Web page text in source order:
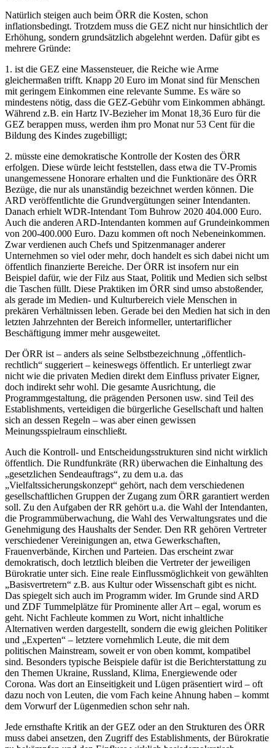
Natürlich steigen auch beim ÖRR die Kosten, schon
inflationsbedingt. Trotzdem muss die GEZ nicht nur hinsichtlich der
Erhöhung, sondern grundsätzlich abgelehnt werden. Dafür gibt es
mehrere Gründe:
1. ist die GEZ eine Massensteuer, die Reiche wie Arme
gleichermaßen trifft. Knapp 20 Euro im Monat sind für Menschen
mit geringem Einkommen eine relevante Summe. Es wäre so
mindestens nötig, dass die GEZ-Gebühr vom Einkommen abhängt.
Während z.B. ein Hartz IV-Bezieher im Monat 18,36 Euro für die
GEZ berappen muss, werden ihm pro Monat nur 53 Cent für die
Bildung des Kindes zugebilligt;
2. müsste eine demokratische Kontrolle der Kosten des ÖRR
erfolgen. Diese würde leicht feststellen, dass etwa die TV-Promis
unangemessene Honorare erhalten und die Funktionäre des ÖRR
Bezüge, die nur als unanständig bezeichnet werden können. Die
ARD veröffentlichte die Grundvergütungen seiner Intendanten.
Danach erhielt WDR-Intendant Tom Buhrow 2020 404.000 Euro.
Auch die anderen ARD-Intendanten kommen auf Grundeinkommen
von 200-400.000 Euro. Dazu kommen oft noch Nebeneinkommen.
Zwar verdienen auch Chefs und Spitzenmanager anderer
Unternehmen so viel oder mehr, doch handelt es sich dabei nicht um
öffentlich finanzierte Bereiche. Der ÖRR ist insofern nur ein
Beispiel dafür, wie der Filz aus Staat, Politik und Medien sich selbst
die Taschen füllt. Diese Praktiken im ÖRR sind umso abstoßender,
als gerade im Medien- und Kulturbereich viele Menschen in
prekären Verhältnissen leben. Gerade bei den Medien hat sich in den
letzten Jahrzehnten der Bereich informeller, untertariflicher
Beschäftigung immer mehr ausgeweitet.
Der ÖRR ist – anders als seine Selbstbezeichnung „öffentlich-
rechtlich“ suggeriert – keineswegs öffentlich. Er unterliegt zwar
nicht wie die privaten Medien direkt dem Einfluss privater Eigner,
doch indirekt sehr wohl. Die gesamte Ausrichtung, die
Programmgestaltung, die prägenden Personen usw. sind Teil des
Establishments, verteidigen die bürgerliche Gesellschaft und halten
sich an dessen Regeln – was aber einen gewissen
Meinungsspielraum einschließt.
Auch die Kontroll- und Entscheidungsstrukturen sind nicht wirklich
öffentlich. Die Rundfunkräte (RR) überwachen die Einhaltung des
„gesetzlichen Sendeauftrags“, zu dem u.a. das
„Vielfaltssicherungskonzept“ gehört, nach dem verschiedenen
gesellschaftlichen Gruppen der Zugang zum ÖRR garantiert werden
soll. Zu den Aufgaben der RR gehört u.a. die Wahl der Intendanten,
die Programmüberwachung, die Wahl des Verwaltungsrates und die
Genehmigung des Haushalts der Sender. Den RR gehören Vertreter
verschiedener Vereinigungen an, etwa Gewerkschaften,
Frauenverbände, Kirchen und Parteien. Das erscheint zwar
demokratisch, doch letztlich bleiben die Vertreter der jeweiligen
Bürokratie unter sich. Eine reale Einflussmöglichkeit von gewählten
„Basisvertretern“ z.B. aus Kultur oder Wissenschaft gibt es nicht.
Das spiegelt sich auch im Programm wider. Im Grunde sind ARD
und ZDF Tummelplätze für Prominente aller Art – egal, worum es
geht. Nicht Fachleute kommen zu Wort, nicht inhaltliche
Alternativen werden dargestellt, sondern die ewig gleichen Politiker
und „Experten“ – letztere vornehmlich Leute, die mit dem
politischen Mainstream, soweit er von oben kommt, kompatibel
sind. Besonders typische Beispiele dafür ist die Berichterstattung zu
den Themen Ukraine, Russland, Klima, Energiewende oder
Corona. Was dort an Einseitigkeit und Lügen präsentiert wird – oft
dazu noch von Leuten, die vom Fach keine Ahnung haben – kommt
dem Vorwurf der Lügenmedien schon sehr nah.
Jede ernsthafte Kritik an der GEZ oder an den Strukturen des ÖRR
muss dabei ansetzen, den Zugriff des Establishments, der Bürokratie